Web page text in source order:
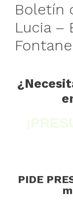
Boletín
Lucia –
PIDE